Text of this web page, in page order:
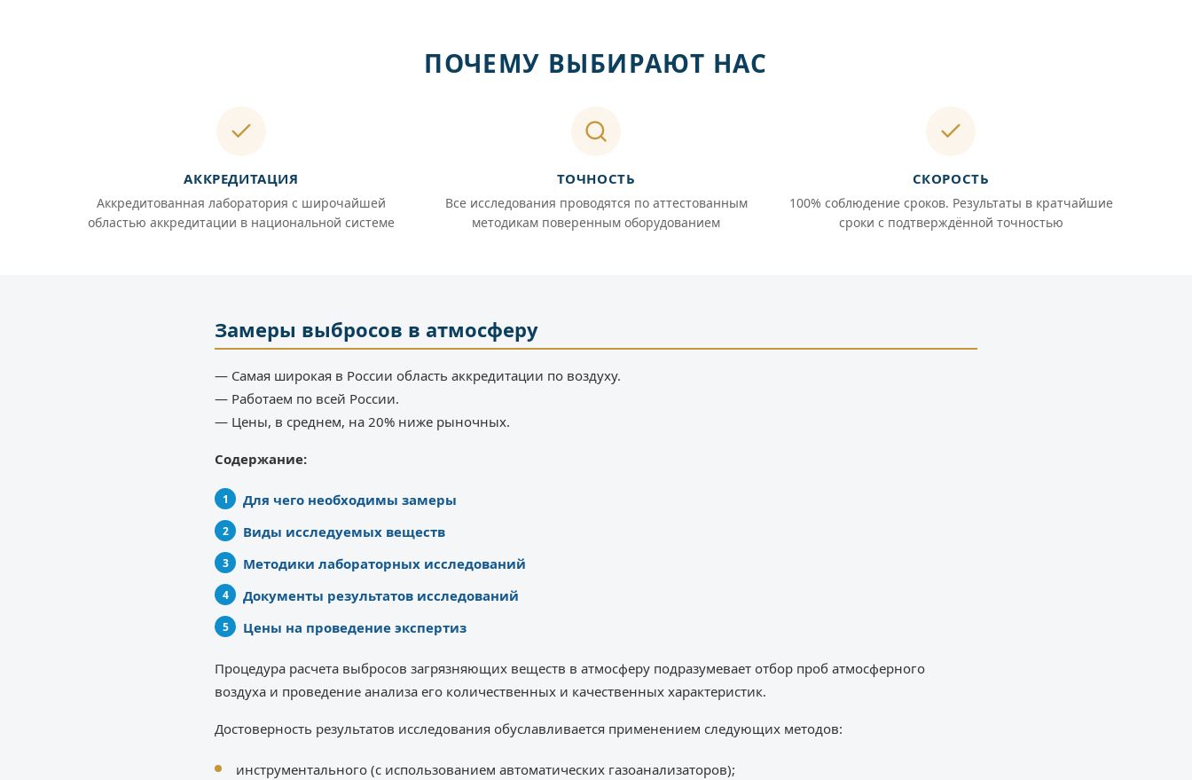
ПОЧЕМУ ВЫБИРАЮТ НАС
АККРЕДИТАЦИЯ
Аккредитованная лаборатория с широчайшей
областью аккредитации в национальной системе
ТОЧНОСТЬ
Все исследования проводятся по аттестованным
методикам поверенным оборудованием
СКОРОСТЬ
100% соблюдение сроков. Результаты в кратчайшие
сроки с подтверждённой точностью
Замеры выбросов в атмосферу
— Самая широкая в России область аккредитации по воздуху.
— Работаем по всей России.
— Цены, в среднем, на 20% ниже рыночных.
Содержание:
Для чего необходимы замеры
Виды исследуемых веществ
Методики лабораторных исследований
Документы результатов исследований
Цены на проведение экспертиз
Процедура расчета выбросов загрязняющих веществ в атмосферу подразумевает отбор проб атмосферного
воздуха и проведение анализа его количественных и качественных характеристик.
Достоверность результатов исследования обуславливается применением следующих методов:
инструментального (с использованием автоматических газоанализаторов);